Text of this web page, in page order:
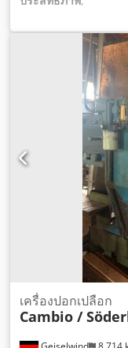
เครื่องปอกเปลือก
Cambio /